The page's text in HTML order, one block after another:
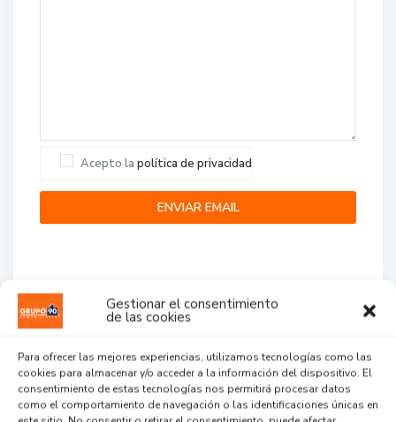
Gestionar el consentimiento
de las cookies
Para ofrecer las mejores experiencias, utilizamos tecnologías como las
cookies para almacenar y/o acceder a la información del dispositivo. El
consentimiento de estas tecnologías nos permitirá procesar datos
como el comportamiento de navegación o las identificaciones únicas en
Acepto la política de privacidad
...